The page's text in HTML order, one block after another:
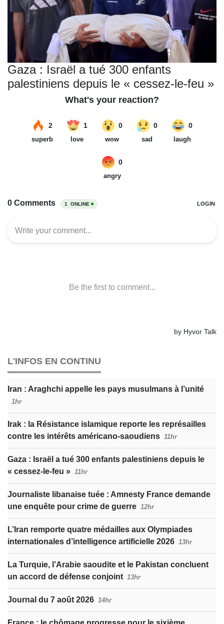
Gaza : Israël a tué 300 enfants
palestiniens depuis le « cessez-le-feu »
L'INFOS EN CONTINU
Iran : Araghchi appelle les pays musulmans à l’unité
1hr
Irak : la Résistance islamique reporte les représailles
contre les intérêts américano-saoudiens 11hr
Gaza : Israël a tué 300 enfants palestiniens depuis le
« cessez-le-feu » 11hr
Journaliste libanaise tuée : Amnesty France demande
une enquête pour crime de guerre 12hr
L’Iran remporte quatre médailles aux Olympiades
internationales d’intelligence artificielle 2026 13hr
La Turquie, l’Arabie saoudite et le Pakistan concluent
un accord de défense conjoint 13hr
Journal du 7 août 2026 14hr